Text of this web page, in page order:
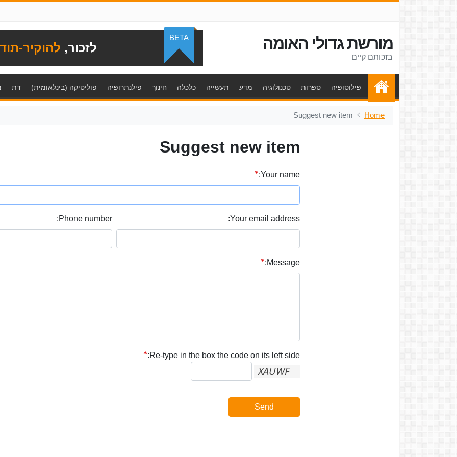
מורשת גדולי האומה
בזכותם קיים
לזכור, להוקיר-
BETA
פילוסופיה ספרות טכנולוגיה מדע תעשייה כלכלה חינוך פילנתרופיה פוליטיקה (בינלאומית) דת
Home
Suggest new item
Suggest new item
Your name:
Your email address:
Phone number:
Message:
Re-type in the box the code on its left side:
Send